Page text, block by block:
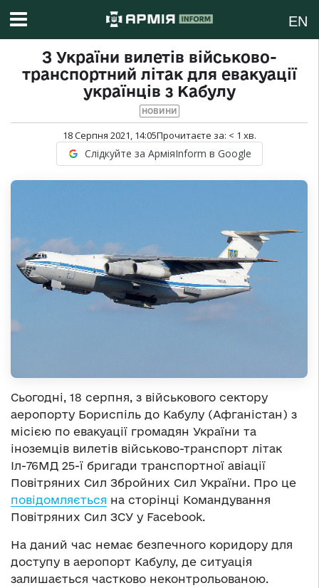
EN
З України вилетів військово-
транспортний літак для евакуації
українців з Кабулу
НОВИНИ
18 Серпня 2021, 14:05Прочитаєте за: < 1 хв.
Слідкуйте за АрміяInform в Google
Сьогодні, 18 серпня, з військового сектору
аеропорту Бориспіль до Кабулу (Афганістан) з
місією по евакуації громадян України та
іноземців вилетів військово-транспорт літак
Іл-76МД 25-ї бригади транспортної авіації
Повітряних Сил Збройних Сил України. Про це
повідомляється на сторінці Командування
Повітряних Сил ЗСУ у Facebook.
На даний час немає безпечного коридору для
доступу в аеропорт Кабулу, де ситуація
залишається частково неконтрольованою.